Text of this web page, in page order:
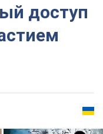
доступ